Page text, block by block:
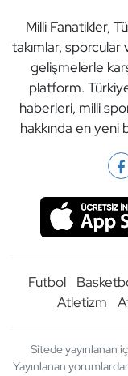
Milli Fanatikler,
takımlar,
gelişmelerle
platform.
haberleri, milli
hakkında en yeni
Futbol
Atletizm
Sitede yayınlanan
Yayınlanan